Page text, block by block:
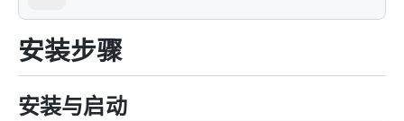
安装步骤
安装与启动